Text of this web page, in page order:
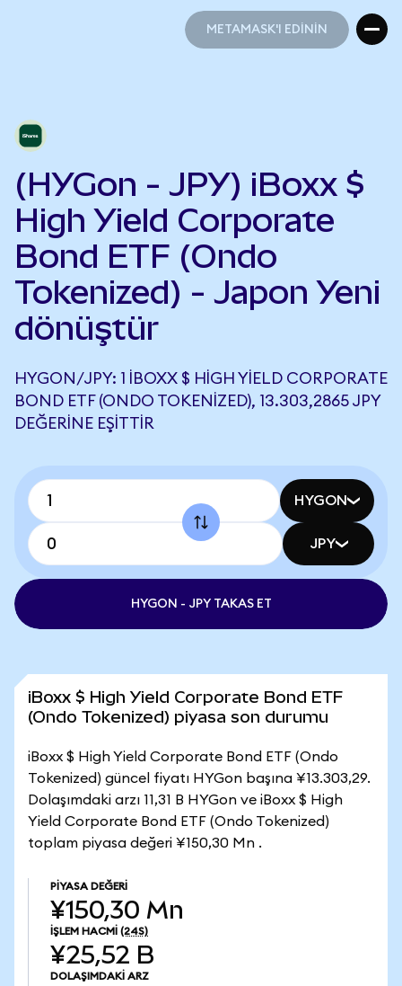
METAMASK'I EDİNİN
(HYGon - JPY) iBoxx $
High Yield Corporate
Bond ETF (Ondo
Tokenized) - Japon Yeni
dönüştür
HYGON/JPY: 1 IBOXX $ HIGH YIELD CORPORATE
BOND ETF (ONDO TOKENIZED), 13.303,2865 JPY
DEĞERINE EŞITTIR
HYGON
JPY
HYGON - JPY TAKAS ET
iBoxx $ High Yield Corporate Bond ETF
(Ondo Tokenized) piyasa son durumu
iBoxx $ High Yield Corporate Bond ETF (Ondo
Tokenized) güncel fiyatı HYGon başına ¥13.303,29.
Dolaşımdaki arzı 11,31 B HYGon ve iBoxx $ High
Yield Corporate Bond ETF (Ondo Tokenized)
toplam piyasa değeri ¥150,30 Mn .
PIYASA DEĞERI
¥150,30 Mn
İŞLEM HACMI (24S)
¥25,52 B
DOLAŞIMDAKI ARZ